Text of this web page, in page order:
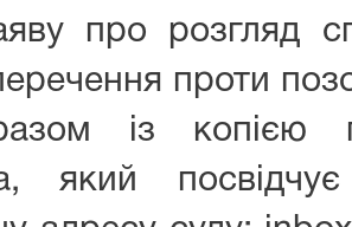
про розгляд
проти
із копією
який